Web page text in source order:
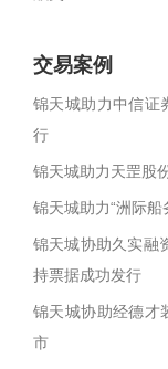
交易案例
锦天城助力中信证
行
锦天城助力天罡股
锦天城助力“洲际
锦天城协助久实融
持票据成功发行
锦天城协助经德才
市